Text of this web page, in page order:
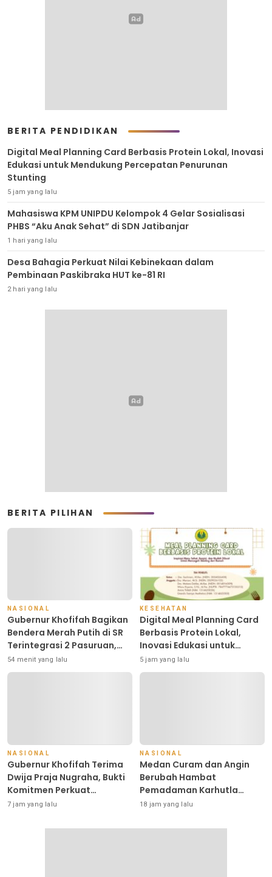
BERITA PENDIDIKAN
Digital Meal Planning Card Berbasis Protein Lokal, Inovasi
Edukasi untuk Mendukung Percepatan Penurunan
Stunting
5 jam yang lalu
Mahasiswa KPM UNIPDU Kelompok 4 Gelar Sosialisasi
PHBS “Aku Anak Sehat” di SDN Jatibanjar
1 hari yang lalu
Desa Bahagia Perkuat Nilai Kebinekaan dalam
Pembinaan Paskibraka HUT ke-81 RI
2 hari yang lalu
BERITA PILIHAN
NASIONAL
Gubernur Khofifah Bagikan
Bendera Merah Putih di SR
Terintegrasi 2 Pasuruan,
Tekankan Peran Generasi
Muda Menuju Indonesia
54 menit yang lalu
KESEHATAN
Digital Meal Planning Card
Berbasis Protein Lokal,
Inovasi Edukasi untuk
Mendukung Percepatan
Penurunan Stunting
5 jam yang lalu
NASIONAL
Gubernur Khofifah Terima
Dwija Praja Nugraha, Bukti
Komitmen Perkuat
Pendidikan Berkualitas dan
7 jam yang lalu
NASIONAL
Medan Curam dan Angin
Berubah Hambat
Pemadaman Karhutla
TNBTS
18 jam yang lalu